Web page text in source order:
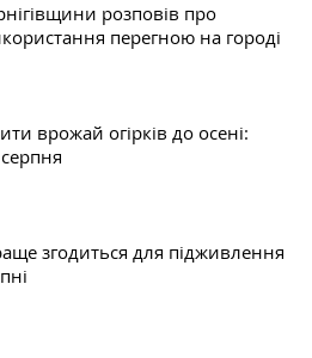
розповів про
перегною на городі
врожай огірків до осені:
згодиться для підживлення